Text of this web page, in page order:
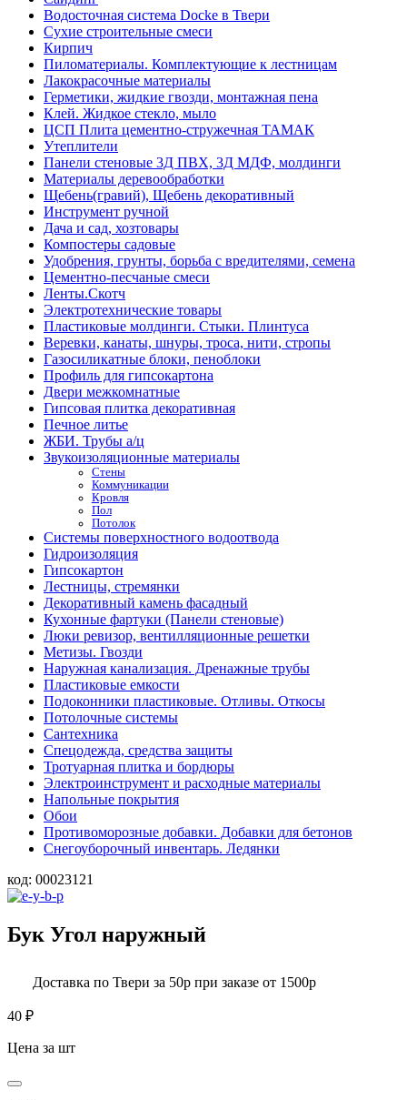
Водосточная система Docke в Твери
Сухие строительные смеси
Кирпич
Пиломатериалы. Комплектующие к лестницам
Лакокрасочные материалы
Герметики, жидкие гвозди, монтажная пена
Клей. Жидкое стекло, мыло
ЦСП Плита цементно-стружечная ТАМАК
Утеплители
Панели стеновые 3Д ПВХ, 3Д МДФ, молдинги
Материалы деревообработки
Щебень(гравий), Щебень декоративный
Инструмент ручной
Дача и сад, хозтовары
Компостеры садовые
Удобрения, грунты, борьба с вредителями, семена
Цементно-песчаные смеси
Ленты.Скотч
Электротехнические товары
Пластиковые молдинги. Стыки. Плинтуса
Веревки, канаты, шнуры, троса, нити, стропы
Газосиликатные блоки, пеноблоки
Профиль для гипсокартона
Двери межкомнатные
Гипсовая плитка декоративная
Печное литье
ЖБИ. Трубы а/ц
Звукоизоляционные материалы
Стены
Коммуникации
Кровля
Пол
Потолок
Системы поверхностного водоотвода
Гидроизоляция
Гипсокартон
Лестницы, стремянки
Декоративный камень фасадный
Кухонные фартуки (Панели стеновые)
Люки ревизор, вентилляционные решетки
Метизы. Гвозди
Наружная канализация. Дренажные трубы
Пластиковые емкости
Подоконники пластиковые. Отливы. Откосы
Потолочные системы
Сантехника
Спецодежда, средства защиты
Тротуарная плитка и бордюры
Электроинструмент и расходные материалы
Напольные покрытия
Обои
Противоморозные добавки. Добавки для бетонов
Снегоуборочный инвентарь. Ледянки
код: 00023121
Бук Угол наружный
Доставка по Твери за 50р при заказе от 1500р
40 ₽
Цена за шт